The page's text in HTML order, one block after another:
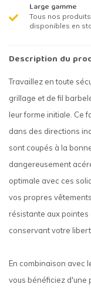
Large gamme
Tous nos
disponibles en
Description du
Travaillez en toute
grillage et de fil
leur forme initiale. Ce
dans des directions
sont coupés à la
dangereusement
optimale avec ces
vos propres
résistante aux pointes
conservant votre
En combinaison avec
vous bénéficiez d'une